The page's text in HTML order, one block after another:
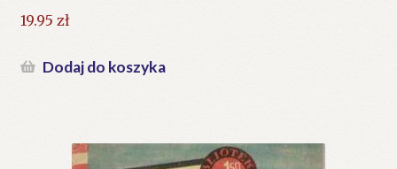
19.95 zł
Dodaj do koszyka